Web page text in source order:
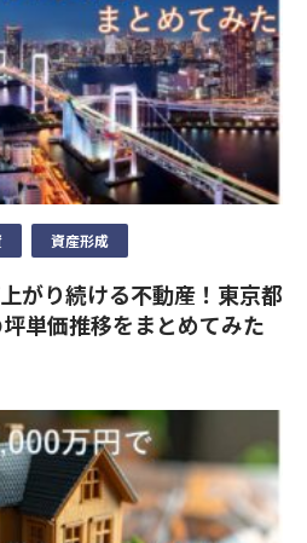
資産形成
がり続ける不動産！東京都
単価推移をまとめてみた
する法律(個人情報保護法)その他の
イドラインなどを遵守します。
適正に行われるよう従業者への教
株式会社は、お客様の個人情報等の
護法、個人情報保護方針及びその他
から、お問い合わせ・資料請求・無
いただく個人情報は、以下の目的の
わせいただいた内容に回答するた
の取扱いに同意する
の詳細
備
について
の詳細
備